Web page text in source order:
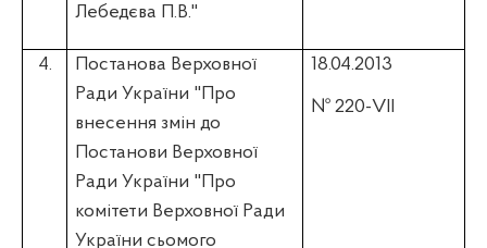
Лебедєва П.В."
4.
Постанова Верховної
Ради України "Про
внесення змін до
Постанови Верховної
Ради України "Про
комітети Верховної Ради
України сьомого
18.04.2013
№ 220-VII